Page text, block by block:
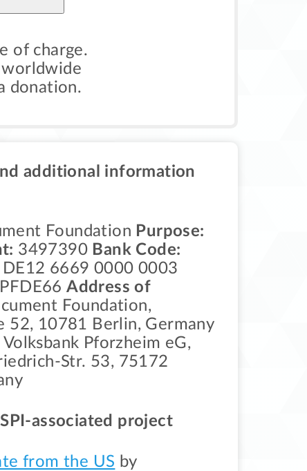
of charge.
worldwide
donation.
additional information
Foundation Purpose:
3497390 Bank Code:
DE12 6669 0000 0003
Address of
Foundation,
10781 Berlin, Germany
Volksbank Pforzheim eG,
Str. 53, 75172
associated project
from the US by